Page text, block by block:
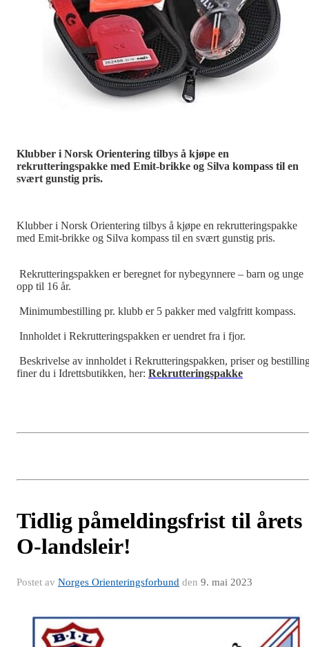
Klubber i Norsk Orientering tilbys å kjøpe en
rekrutteringspakke med Emit-brikke og Silva kompass til en
svært gunstig pris.
Klubber i Norsk Orientering tilbys å kjøpe en rekrutteringspakke
med Emit-brikke og Silva kompass til en svært gunstig pris.
Rekrutteringspakken er beregnet for nybegynnere – barn og unge
opp til 16 år.
Minimumbestilling pr. klubb er 5 pakker med valgfritt kompass.
Innholdet i Rekrutteringspakken er uendret fra i fjor.
Beskrivelse av innholdet i Rekrutteringspakken, priser og
finer du i Idrettsbutikken, her: Rekrutteringspakke
Tidlig påmeldingsfrist til årets
O-landsleir!
Postet av Norges Orienteringsforbund den 9. mai 2023